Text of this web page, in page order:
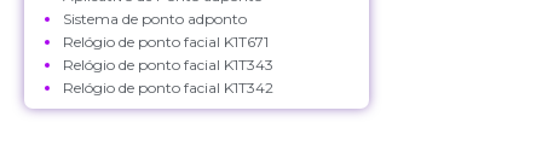
Sistema de ponto adponto
Relógio de ponto facial K1T671
Relógio de ponto facial K1T343
Relógio de ponto facial K1T342